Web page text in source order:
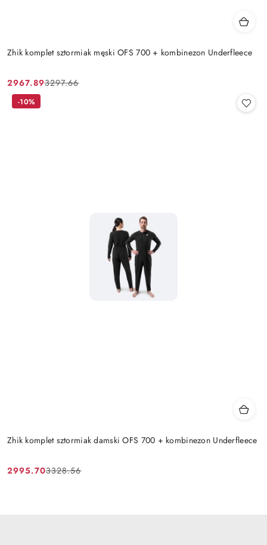
Zhik komplet sztormiak męski OFS 700 + kombinezon Underfleece
Cena
promocyjna:
2967.89
Cena
przed
3297.66
Zhik komplet sztormiak damski OFS 700 + kombinezon Underfleece
Cena
2995.70
Cena
3328.56
-10%